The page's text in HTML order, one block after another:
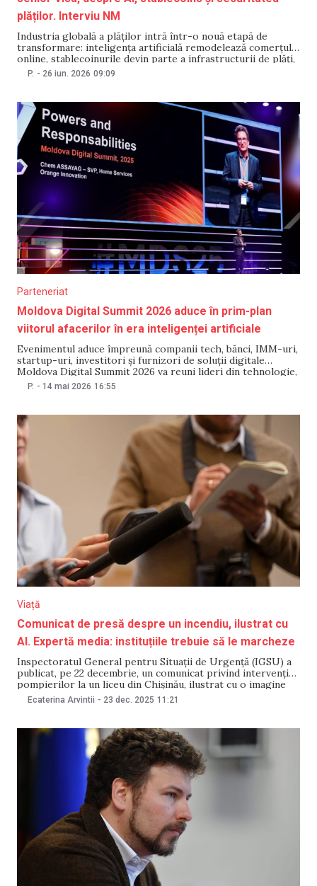
plăților. Interviu NM
Industria globală a plăților intră într-o nouă etapă de
transformare: inteligența artificială remodelează comerțul
online, stablecoinurile devin parte a infrastructurii de plăți,
iar consumatorii se așteaptă tot mai mult la opțiuni de plată
P. - 26 iun. 2026 09:09
Parteneriat
Moldova Digital Summit 2026 aduce în prim-plan
viitorul afacerilor în era inteligenței artificiale
Evenimentul aduce împreună companii tech, bănci, IMM-uri,
startup-uri, investitori și furnizori de soluții digitale
Moldova Digital Summit 2026 va reuni lideri din tehnologie,
sectorul financiar, mediul de afaceri, startup-uri, investitori
business.
P. - 14 mai 2026 16:55
Viață
Comunicat de presă despre un incendiu, ilustrat cu
AI. Expertă media: instituțiile trebuie să le marcheze
Inspectoratul General pentru Situații de Urgență (IGSU) a
publicat, pe 22 decembrie, un comunicat privind intervenția
pompierilor la un liceu din Chișinău, ilustrat cu o imagine
generată de inteligență artificială, fără ca acest lucru să fie
Ecaterina Arvintii - 23 dec. 2025 11:21